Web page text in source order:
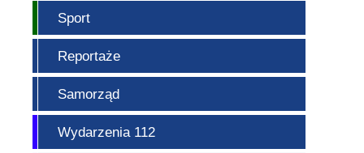
Sport
Reportaże
Samorząd
Wydarzenia 112